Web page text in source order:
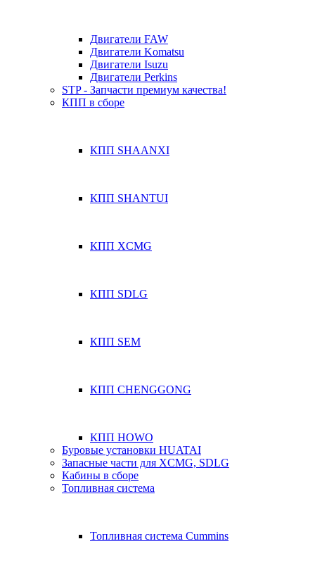
Двигатели FAW
Двигатели Komatsu
Двигатели Isuzu
Двигатели Perkins
STP - Запчасти премиум качества!
КПП в сборе
КПП SHAANXI
КПП SHANTUI
КПП XCMG
КПП SDLG
КПП SEM
КПП CHENGGONG
КПП HOWO
Буровые установки HUATAI
Запасные части для XCMG, SDLG
Кабины в сборе
Топливная система
Топливная система Cummins